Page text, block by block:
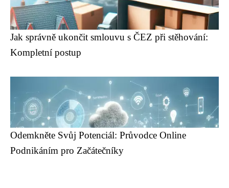
Jak správně ukončit smlouvu s ČEZ při stěhování:
Kompletní postup
Odemkněte Svůj Potenciál: Průvodce Online
Podnikáním pro Začátečníky